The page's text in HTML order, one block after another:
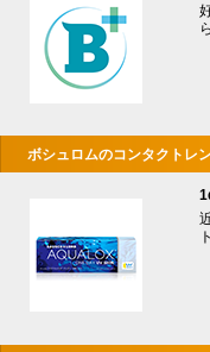
ボシュロムのコンタクトレ